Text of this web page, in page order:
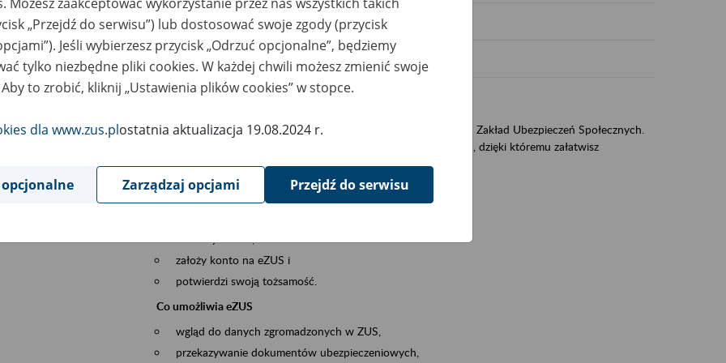
wydarzenia Szkolenia
merytoryczny obsługa klientów
wydarzenia
to narzędzie, które ułatwia dostęp do usług świadczonych przez Zakład Ubezpieczeń Społecznych.
Jednym z jego najważniejszych elementów jest portal PUE/eZUS, dzięki któremu załatwisz
większość spraw przez Internet.
Kto może skorzystać z eZUS
założy konto na eZUS i
potwierdzi swoją tożsamość.
Co umożliwia eZUS
wgląd do danych zgromadzonych w ZUS,
przekazywanie dokumentów ubezpieczeniowych,
„Przejdź do serwisu”) lub dostosować swoje zgody (przycisk
Jeśli wybierzesz przycisk „Odrzuć opcjonalne”, będziemy
tylko niezbędne pliki cookies. W każdej chwili możesz zmienić swoje
to zrobić, kliknij „Ustawienia plików cookies” w stopce.
dla www.zus.plostatnia aktualizacja 19.08.2024 r.
Zarządzaj opcjami Przejdź do serwisu